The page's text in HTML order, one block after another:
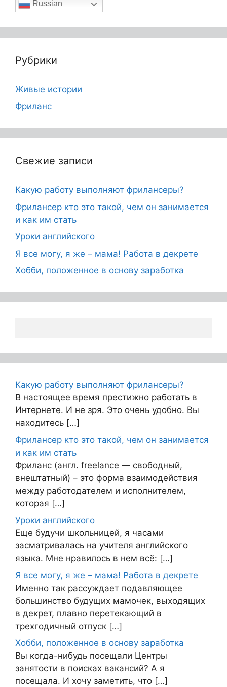
Russian
Рубрики
Живые истории
Фриланс
Свежие записи
Какую работу выполняют фрилансеры?
Фрилансер кто это такой, чем он занимается
и как им стать
Уроки английского
Я все могу, я же – мама! Работа в декрете
Хобби, положенное в основу заработка
Какую работу выполняют фрилансеры?
В настоящее время престижно работать в
Интернете. И не зря. Это очень удобно. Вы
находитесь […]
Фрилансер кто это такой, чем он занимается
и как им стать
Фриланс (англ. freelance — свободный,
внештатный) – это форма взаимодействия
между работодателем и исполнителем,
которая […]
Уроки английского
Еще будучи школьницей, я часами
засматривалась на учителя английского
языка. Мне нравилось в нем всё: […]
Я все могу, я же – мама! Работа в декрете
Именно так рассуждает подавляющее
большинство будущих мамочек, выходящих
в декрет, плавно перетекающий в
трехгодичный отпуск […]
Хобби, положенное в основу заработка
Вы когда-нибудь посещали Центры
занятости в поисках вакансий? А я
посещала. И хочу заметить, что […]